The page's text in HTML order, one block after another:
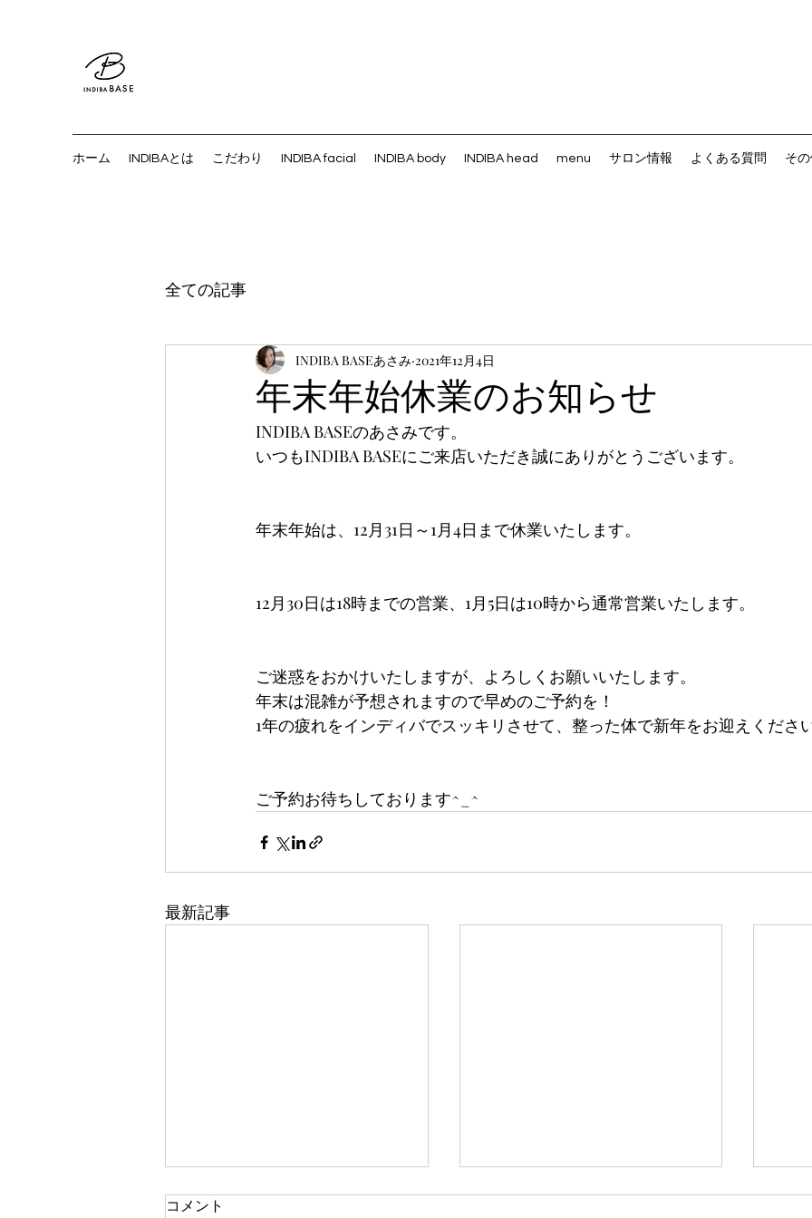
ホーム INDIBAとは こだわり INDIBA facial INDIBA body INDIBA head menu サロン情報 よくある質問 そ
全ての記事
年末年始休業のお知らせ
INDIBA BASEあさみ 2021年12月4日
INDIBA BASEのあさみです。
いつもINDIBA BASEにご来店いただき誠にありがとうございます。
年末年始は、12月31日～1月4日まで休業いたします。
12月30日は18時までの営業、1月5日は10時から通常営業いたします。
ご迷惑をおかけいたしますが、よろしくお願いいたします。
年末は混雑が予想されますので早めのご予約を！
1年の疲れをインディバでスッキリさせて、整った体で新年をお迎えくださ
ご予約お待ちしております^_^
最新記事
コメント